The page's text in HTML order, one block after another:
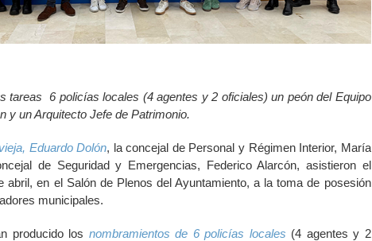
tareas 6 policías locales (4 agentes y 2 oficiales) un peón del Equipo
y un Arquitecto Jefe de Patrimonio.
Eduardo Dolón, la concejal de Personal y Régimen Interior, María
de Seguridad y Emergencias, Federico Alarcón, asistieron el
abril, en el Salón de Plenos del Ayuntamiento, a la toma de posesión
municipales.
producido los nombramientos de 6 policías locales (4 agentes y 2